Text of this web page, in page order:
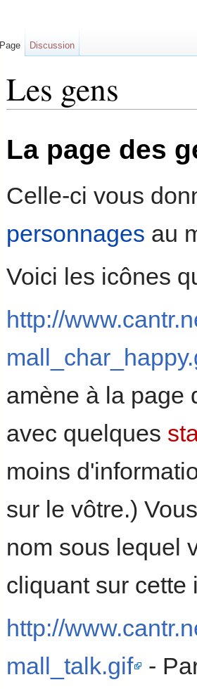
Les gens
La page des
Celle-ci vous
personnages au
Voici les icônes
http://
amène à la page
avec quelques
moins
sur le vôtre.)
nom sous lequel
cliquant sur cette
http://
mall_talk.gif
-
Page Discussion